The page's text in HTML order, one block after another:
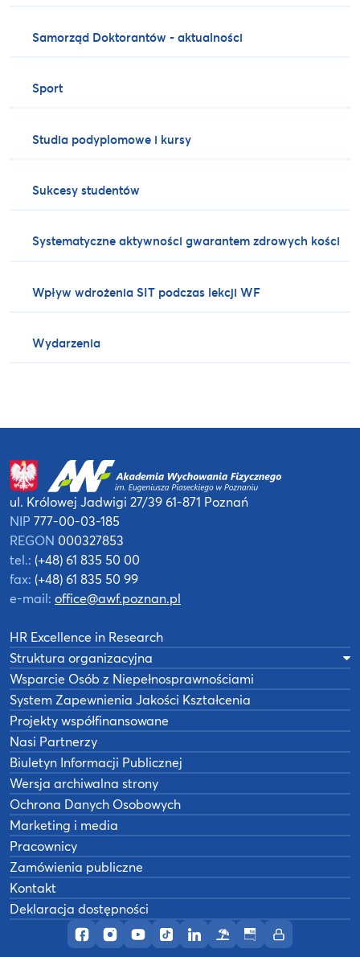
Samorząd Doktorantów - aktualności
Sport
Studia podyplomowe i kursy
Sukcesy studentów
Systematyczne aktywności gwarantem zdrowych kości
Wpływ wdrożenia SIT podczas lekcji WF
Wydarzenia
Profil AWF Poznań w serwisie Facebook
Profil AWF Poznań w serwisie Instagram
Profil AWF Poznań w serwisie YouTube
Profil AWF Poznań w serwisie
Profil AWF Poznań w
OśrodekBiuletynIntranet
ul. Królowej Jadwigi 27/3961-871 Poznań
NIP 777-00-03-185
REGON 000327853
tel.: (+48) 61 835 50 00
fax: (+48) 61 835 50 99
e-mail: office@awf.poznan.pl
HR Excellence in Research
Struktura organizacyjna
Wsparcie Osób z Niepełnosprawnościami
System Zapewnienia Jakości Kształcenia
Projekty współfinansowane
Nasi Partnerzy
Biuletyn Informacji Publicznej
Wersja archiwalna strony
Ochrona Danych Osobowych
Marketing i media
Pracownicy
Zamówienia publiczne
Kontakt
Deklaracja dostępności